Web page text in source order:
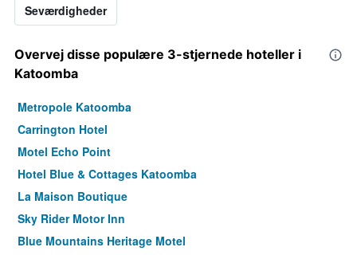
Seværdigheder
Overvej disse populære 3-stjernede hoteller i
Katoomba
Metropole Katoomba
Carrington Hotel
Motel Echo Point
Hotel Blue & Cottages Katoomba
La Maison Boutique
Sky Rider Motor Inn
Blue Mountains Heritage Motel